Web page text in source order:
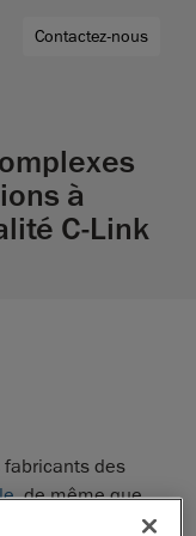
Contactez-nous
à
C-Link
des
, de même que